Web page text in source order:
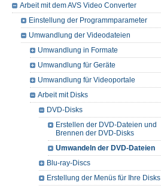
Arbeit mit dem AVS Video Converter
Einstellung der Programmparameter
Umwandlung der Videodateien
Umwandlung in Formate
Umwandlung für Geräte
Umwandlung für Videoportale
Arbeit mit Disks
DVD-Disks
Erstellen der DVD-Dateien und
Brennen der DVD-Disks
Umwandeln der DVD-Dateien
Blu-ray-Discs
Erstellung der Menüs für Ihre Disks